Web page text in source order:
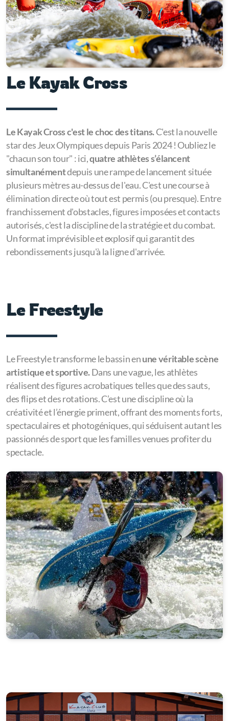
Le Kayak Cross
Le Kayak Cross c'est le choc des titans.C'est la nouvelle
star des Jeux Olympiques depuis Paris 2024 ! Oubliez le
"chacun son tour" : ici,quatre athlètes s’élancent
simultanémentdepuis une rampe de lancement située
plusieurs mètres au-dessus de l'eau. C'est une course à
élimination directe où tout est permis (ou presque). Entre
franchissement d'obstacles, figures imposées et contacts
autorisés, c'est la discipline de la stratégie et du combat.
Un format imprévisible et explosif qui garantit des
rebondissements jusqu'à la ligne d'arrivée.
Le Freestyle
Le Freestyle transforme le bassin enune véritable scène
artistique et sportive.Dans une vague, les athlètes
réalisent des figures acrobatiques telles que des sauts,
des flips et des rotations. C’est une discipline où la
créativité et l’énergie priment, offrant des moments forts,
spectaculaires et photogéniques, qui séduisent autant les
passionnés de sport que les familles venues profiter du
spectacle.